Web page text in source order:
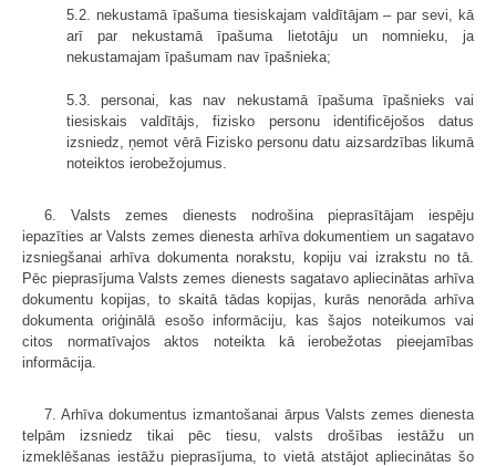
5.2. nekustamā īpašuma tiesiskajam valdītājam – par sevi, kā
arī par nekustamā īpašuma lietotāju un nomnieku, ja
nekustamajam īpašumam nav īpašnieka;
5.3. personai, kas nav nekustamā īpašuma īpašnieks vai
tiesiskais valdītājs, fizisko personu identificējošos datus
izsniedz, ņemot vērā Fizisko personu datu aizsardzības likumā
noteiktos ierobežojumus.
6. Valsts zemes dienests nodrošina pieprasītājam iespēju
iepazīties ar Valsts zemes dienesta arhīva dokumentiem un sagatavo
izsniegšanai arhīva dokumenta norakstu, kopiju vai izrakstu no tā.
Pēc pieprasījuma Valsts zemes dienests sagatavo apliecinātas arhīva
dokumentu kopijas, to skaitā tādas kopijas, kurās nenorāda arhīva
dokumenta oriģinālā esošo informāciju, kas šajos noteikumos vai
citos normatīvajos aktos noteikta kā ierobežotas pieejamības
informācija.
7. Arhīva dokumentus izmantošanai ārpus Valsts zemes dienesta
telpām izsniedz tikai pēc tiesu, valsts drošības iestāžu un
izmeklēšanas iestāžu pieprasījuma, to vietā atstājot apliecinātas šo